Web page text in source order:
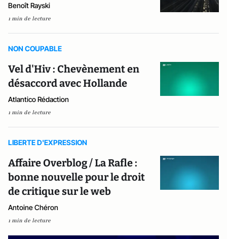
Benoît Rayski
1 min de lecture
NON COUPABLE
Vel d'Hiv : Chevènement en
désaccord avec Hollande
Atlantico Rédaction
1 min de lecture
LIBERTE D'EXPRESSION
Affaire Overblog / La Rafle :
bonne nouvelle pour le droit
de critique sur le web
Antoine Chéron
1 min de lecture